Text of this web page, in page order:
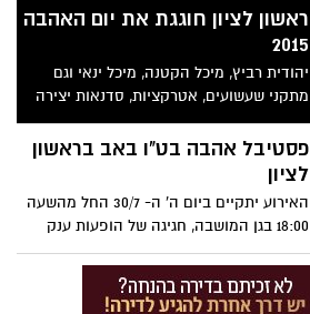
ראשון לציון חוגגת את יום האהבה
2015
יהודית רביץ, מיכל הקטנה, מיכל ינאי וגם
מתקני שעשועים, אטרקציות, סדנאות יצירה
ומופע זיקוקים * גן המושבה מתמלא
במוזיקה, אהבה וריקודים ומצטרף לפעילויות
במדרחוב רוטשילד, הרקדות בבית העם ושוק
האיכרים ברחבת הבאר* הכניסה חופשית
פסטיבל אהבה בט"ו באב בראשון
לציון
האירוע יתקיים ביום ה' ה- 30/7 החל מהשעה
18:00 בגן המושבה, חגיגה של הופעות ענק
ואטרקציות לכל המשפחה. במופע המרכזי
יהודית רביץ.